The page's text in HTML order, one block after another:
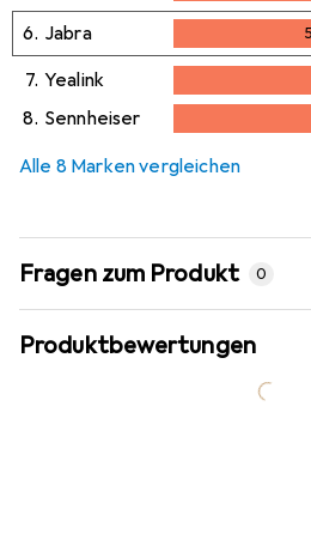
6. Jabra
7. Yealink
8. Sennheiser
Alle 8 Marken vergleichen
Fragen zum Produkt 0
Produktbewertungen